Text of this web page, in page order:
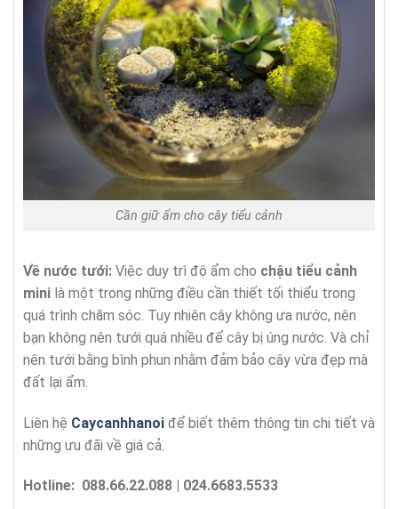
Cần giữ ẩm cho cây tiểu cảnh
Về nước tưới: Việc duy trì độ ẩm cho chậu tiểu cảnh
mini là một trong những điều cần thiết tối thiểu trong
quá trình chăm sóc. Tuy nhiên cây không ưa nước, nên
bạn không nên tưới quá nhiều để cây bị úng nước. Và chỉ
nên tưới bằng bình phun nhằm đảm bảo cây vừa đẹp mà
đất lại ẩm.
Liên hệ Caycanhhanoi để biết thêm thông tin chi tiết và
những ưu đãi về giá cả.
Hotline: 088.66.22.088 | 024.6683.5533